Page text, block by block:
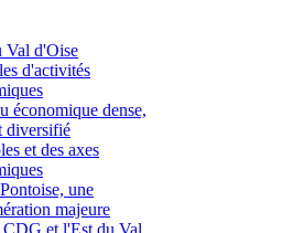
Val d'Oise
d'activités
économique dense,
diversifié
et des axes
une
majeure
et l'Est du Val